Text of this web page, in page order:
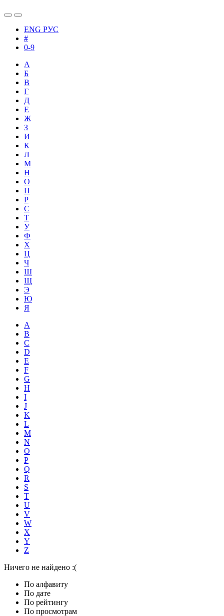
ENG РУС
#
0-9
А
Б
В
Г
Д
Е
Ж
З
И
К
Л
М
Н
О
П
Р
С
Т
У
Ф
Х
Ц
Ч
Ш
Щ
Э
Ю
Я
A
B
C
D
E
F
G
H
I
J
K
L
M
N
O
P
Q
R
S
T
U
V
W
X
Y
Z
Ничего не найдено :(
По алфавиту
По дате
По рейтингу
По просмотрам